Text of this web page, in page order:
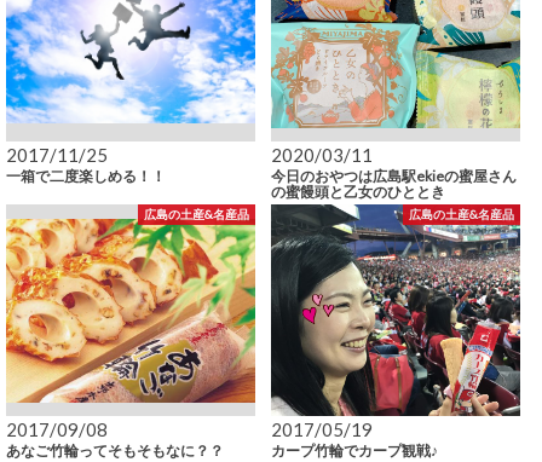
2017/11/25
一箱で二度楽しめる！！
2020/03/11
今日のおやつは広島駅ekieの蜜屋さん
の蜜饅頭と乙女のひととき
広島の土産&名産品
2017/09/08
あなご竹輪ってそもそもなに？？
広島の土産&名産品
2017/05/19
カープ竹輪でカープ観戦♪